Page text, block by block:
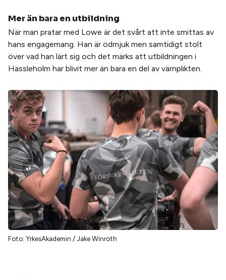
Mer än bara en utbildning
När man pratar med Lowe är det svårt att inte smittas av
hans engagemang. Han är ödmjuk men samtidigt stolt
över vad han lärt sig och det märks att utbildningen i
Hässleholm har blivit mer än bara en del av värnplikten.
Foto: YrkesAkademin / Jake Winroth